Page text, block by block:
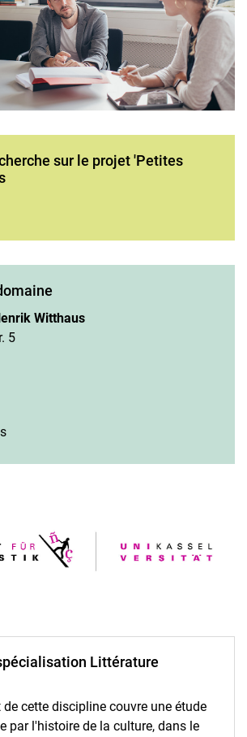
sur le projet 'Petites
sur le projet 'Petites souverainetés:
Witthaus
5
Littérature
de cette discipline couvre une étude
par l'histoire de la culture, dans le